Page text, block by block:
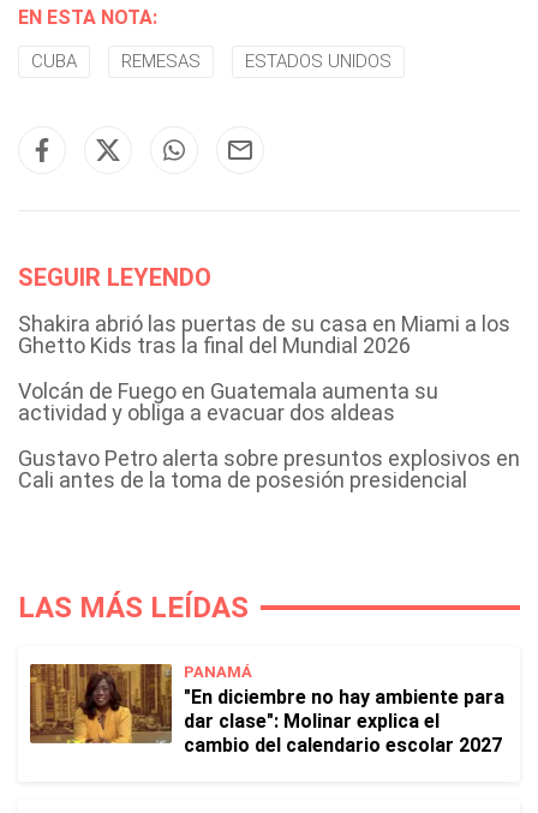
EN ESTA NOTA:
CUBA REMESAS ESTADOS UNIDOS
SEGUIR LEYENDO
Shakira abrió las puertas de su casa en Miami a los
Ghetto Kids tras la final del Mundial 2026
Volcán de Fuego en Guatemala aumenta su
actividad y obliga a evacuar dos aldeas
Gustavo Petro alerta sobre presuntos explosivos en
Cali antes de la toma de posesión presidencial
LAS MÁS LEÍDAS
PANAMÁ
"En diciembre no hay ambiente para
dar clase": Molinar explica el
cambio del calendario escolar 2027